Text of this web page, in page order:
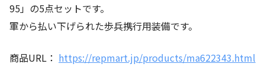
95」の5点セットです。
軍から払い下げられた歩兵携行用装備です。
商品URL： https://repmart.jp/products/ma622343.html